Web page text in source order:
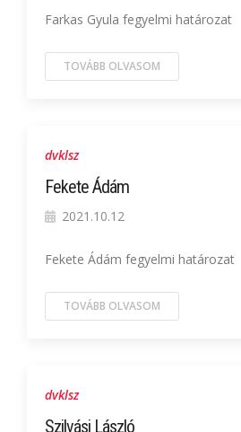
Farkas Gyula fegyelmi határozat
TOVÁBB OLVASOM
dvklsz
Fekete Ádám
2021.10.12
Fekete Ádám fegyelmi határozat
TOVÁBB OLVASOM
dvklsz
Szilvási László